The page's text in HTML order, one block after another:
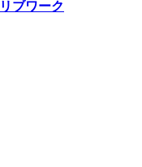
ブワーク